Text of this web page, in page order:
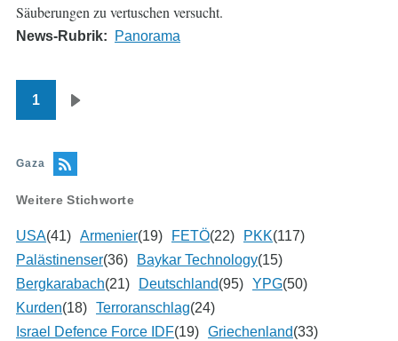
Säuberungen zu vertuschen versucht.
News-Rubrik Panorama
Seitennummerierung
1
Gaza
Weitere Stichworte
USA(41) Armenier(19) FETÖ(22) PKK(117)
Palästinenser(36) Baykar Technology(15)
Bergkarabach(21) Deutschland(95) YPG(50)
Kurden(18) Terroranschlag(24)
Israel Defence Force IDF(19) Griechenland(33)